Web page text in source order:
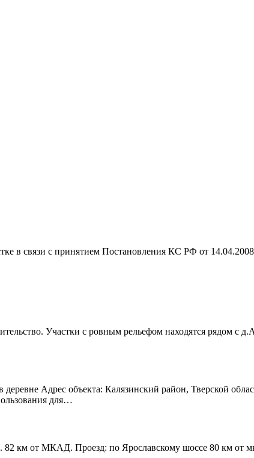
в связи с принятием Постановления КС РФ от
Участки с ровным рельефом находятся рядом с
Адрес объекта: Калязинский район, Тверской
для…
82 км от МКАД. Проезд: по Ярославскому шоссе 80 км от